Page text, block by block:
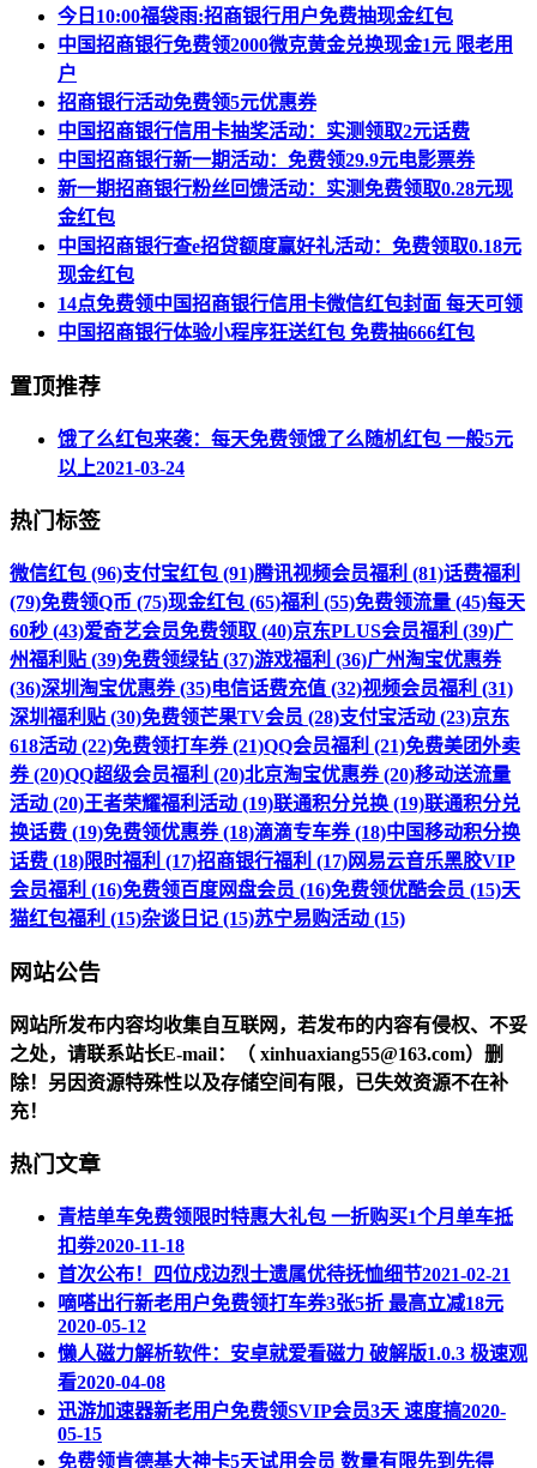
今日10:00福袋雨:招商银行用户免费抽现金红包
中国招商银行免费领2000微克黄金兑换现金1元 限老用
户
招商银行活动免费领5元优惠券
中国招商银行信用卡抽奖活动：实测领取2元话费
中国招商银行新一期活动：免费领29.9元电影票券
新一期招商银行粉丝回馈活动：实测免费领取0.28元现
金红包
中国招商银行查e招贷额度赢好礼活动：免费领取0.18元
现金红包
14点免费领中国招商银行信用卡微信红包封面 每天可领
中国招商银行体验小程序狂送红包 免费抽666红包
置顶推荐
饿了么红包来袭：每天免费领饿了么随机红包 一般5元
以上2021-03-24
热门标签
微信红包 (96)支付宝红包 (91)腾讯视频会员福利 (81)话费福利
(79)免费领Q币 (75)现金红包 (65)福利 (55)免费领流量 (45)每天
60秒 (43)爱奇艺会员免费领取 (40)京东PLUS会员福利 (39)广
州福利贴 (39)免费领绿钻 (37)游戏福利 (36)广州淘宝优惠券
(36)深圳淘宝优惠券 (35)电信话费充值 (32)视频会员福利 (31)
深圳福利贴 (30)免费领芒果TV会员 (28)支付宝活动 (23)京东
618活动 (22)免费领打车券 (21)QQ会员福利 (21)免费美团外卖
券 (20)QQ超级会员福利 (20)北京淘宝优惠券 (20)移动送流量
活动 (20)王者荣耀福利活动 (19)联通积分兑换 (19)联通积分兑
换话费 (19)免费领优惠券 (18)滴滴专车券 (18)中国移动积分换
话费 (18)限时福利 (17)招商银行福利 (17)网易云音乐黑胶VIP
会员福利 (16)免费领百度网盘会员 (16)免费领优酷会员 (15)天
猫红包福利 (15)杂谈日记 (15)苏宁易购活动 (15)
网站公告
网站所发布内容均收集自互联网，若发布的内容有侵权、不妥
之处，请联系站长E-mail：（ xinhuaxiang55@163.com）删
除！另因资源特殊性以及存储空间有限，已失效资源不在补
充！
热门文章
青桔单车免费领限时特惠大礼包 一折购买1个月单车抵
扣劵2020-11-18
首次公布！四位戍边烈士遗属优待抚恤细节2021-02-21
嘀嗒出行新老用户免费领打车券3张5折 最高立减18元
2020-05-12
懒人磁力解析软件：安卓就爱看磁力 破解版1.0.3 极速观
看2020-04-08
迅游加速器新老用户免费领SVIP会员3天 速度搞2020-
05-15
免费领肯德基大神卡5天试用会员 数量有限先到先得